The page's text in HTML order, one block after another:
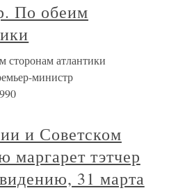
По обеим
сторонам атлантики
министр
и Советском
маргарет тэтчер
31 марта